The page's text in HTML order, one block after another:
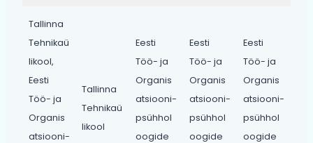
Tallinna
Tehnikaü
likool,
Eesti
Töö- ja
Organis
atsiooni-
Tallinna
Tehnikaü
likool
Eesti
Töö- ja
Organis
atsiooni-
psühhol
oogide
Eesti
Töö- ja
Organis
atsiooni-
psühhol
oogide
Eesti
Töö- ja
Organis
atsiooni-
psühhol
oogide